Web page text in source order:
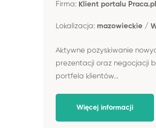
Firma: Klient portalu Praca.pl
Lokalizacja: mazowieckie /
Aktywne pozyskiwanie
prezentacji oraz negocjacji
portfela klientów...
Więcej informacji